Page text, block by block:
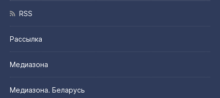
RSS
Рассылка
Медиазона
Медиазона. Беларусь